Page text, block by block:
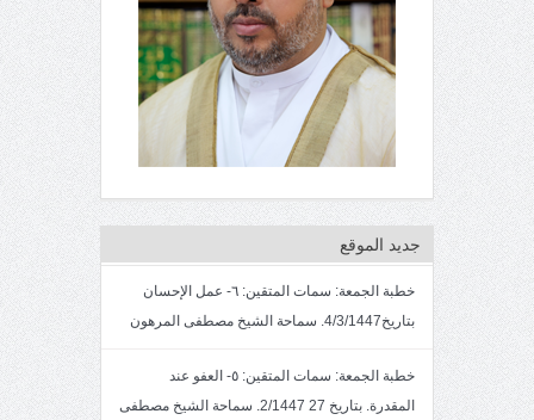
جديد الموقع
خطبة الجمعة: سمات المتقين: ٦- عمل الإحسان
بتاريخ4/3/1447. سماحة الشيخ مصطفى المرهون
خطبة الجمعة: سمات المتقين: ٥- العفو عند
المقدرة. بتاريخ 27 2/1447. سماحة الشيخ مصطفى